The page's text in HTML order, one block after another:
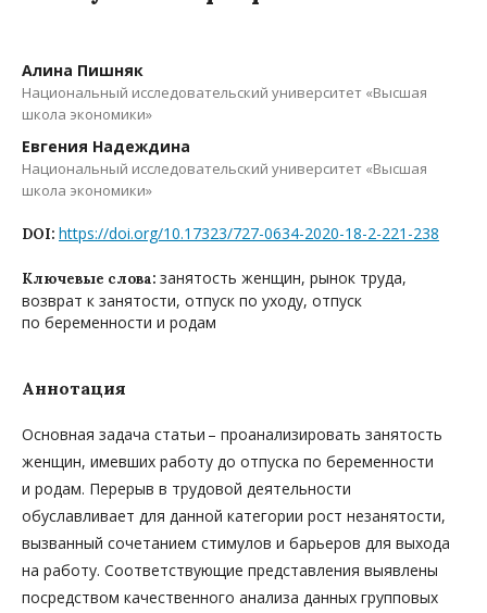
Алина Пишняк
Национальный исследовательский университет «Высшая
школа экономики»
Евгения Надеждина
Национальный исследовательский университет «Высшая
школа экономики»
DOI: https://doi.org/10.17323/727-0634-2020-18-2-221-238
Ключевые слова: занятость женщин, рынок труда,
возврат к занятости, отпуск по уходу, отпуск
по беременности и родам
Аннотация
Основная задача статьи – проанализировать занятость
женщин, имевших работу до отпуска по беременности
и родам. Перерыв в трудовой деятельности
обуславливает для данной категории рост незанятости,
вызванный сочетанием стимулов и барьеров для выхода
на работу. Соответствующие представления выявлены
посредством качественного анализа данных групповых